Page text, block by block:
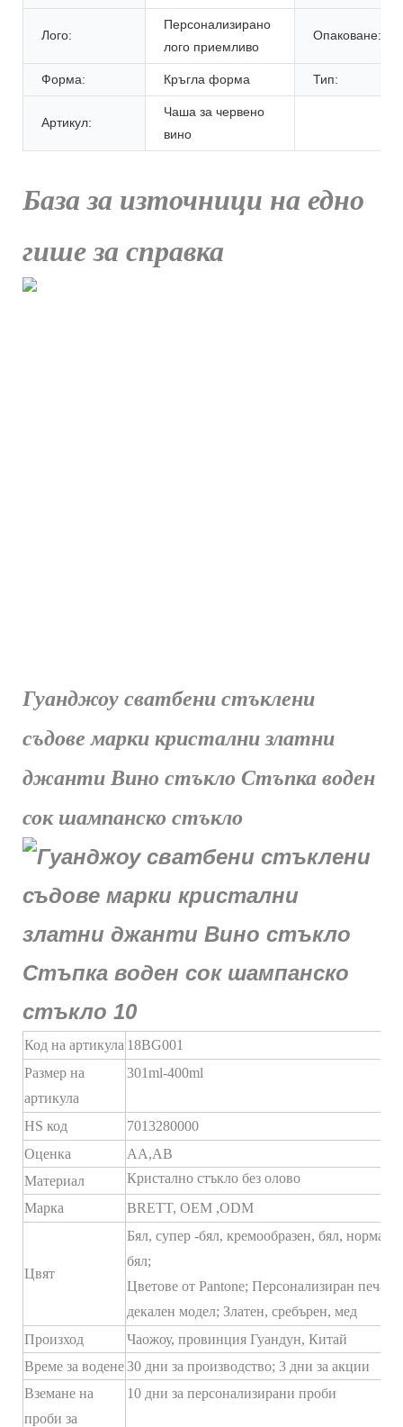
Лого:
Персонализирано
лого приемливо
Опаковане:
Форма: Кръгла форма Тип:
Артикул:
Чаша за червено
вино
База за източници на едно
гише за справка
Гуанджоу сватбени стъклени
съдове марки кристални златни
джанти Вино стъкло Стъпка воден
сок шампанско стъкло
Код на артикула 18BG001
Размер на
артикула
301ml-400ml
HS код
7013280000
Оценка
AA,AB
Материал
Кристално стъкло без олово
Марка
BRETT, OEM ,ODM
Цвят
Бял, супер -бял, кремообразен, бял,
бял;
Цветове от Pantone; Персонализиран печат,
декален модел; Златен, сребърен, мед
Произход
Чаожоу, провинция Гуандун, Китай
Време за водене30 дни за производство; 3 дни за акции
Вземане на
проби за
10 дни за персонализирани проби